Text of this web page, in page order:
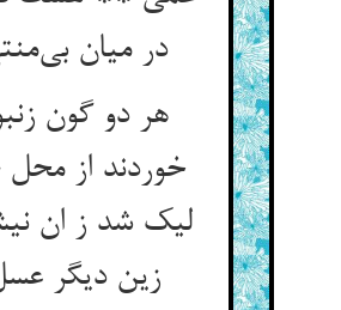
در میان
هر دو گون
خوردند از
لیک شد ز ان